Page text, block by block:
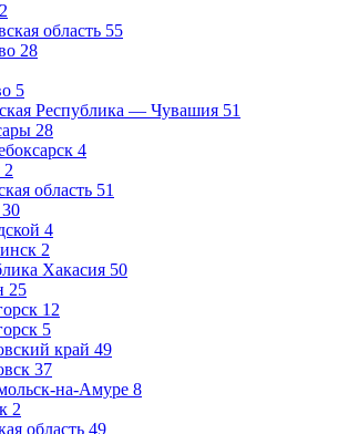
2
область 55
28
5
Республика — Чувашия 51
28
4
2
область 51
30
4
2
Хакасия 50
25
12
5
край 49
37
на-Амуре 8
2
область 49